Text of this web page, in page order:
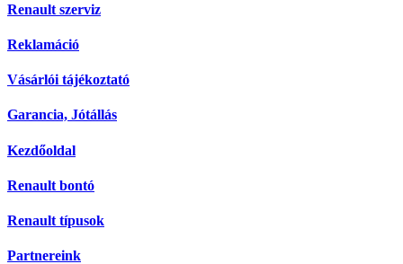
Renault szerviz
Reklamáció
Vásárlói tájékoztató
Garancia, Jótállás
Kezdőoldal
Renault bontó
Renault típusok
Partnereink